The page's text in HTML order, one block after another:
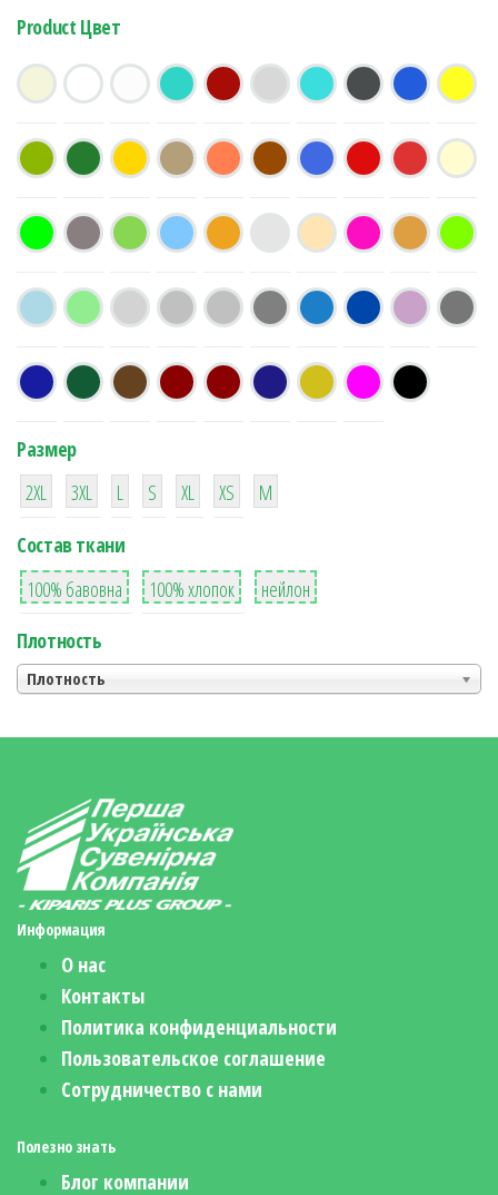
Product Цвет
Размер
38
2XL
16
3XL
42
L
42
S
42
XL XS
М
Состав ткани
8
100% бавовна
36
100% хлопок
2
нейлон
Плотность
Плотность
Информация
О нас
Контакты
Политика конфиденциальности
Пользовательское соглашение
Сотрудничество с нами
Полезно знать
Блог компании